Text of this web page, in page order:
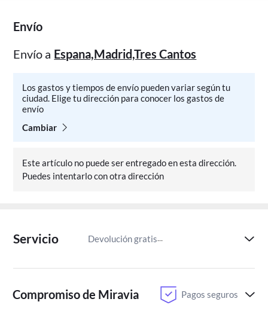
Envío
Envío a Espana,Madrid,Tres Cantos
Los gastos y tiempos de envío pueden variar según tu
ciudad. Elige tu dirección para conocer los gastos de
envío
Cambiar
Este artículo no puede ser entregado en esta dirección.
Puedes intentarlo con otra dirección
Servicio Devolución gratis Paga
Compromiso de Miravia Pagos seguros